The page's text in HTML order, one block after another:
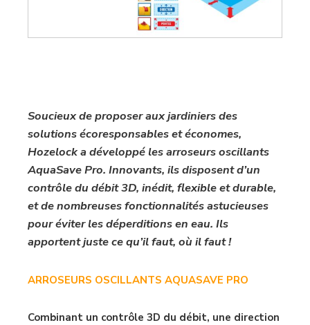
Soucieux de proposer aux jardiniers des
solutions écoresponsables et économes,
Hozelock a développé les arroseurs oscillants
AquaSave Pro. Innovants, ils disposent d’un
contrôle du débit 3D, inédit, flexible et durable,
et de nombreuses fonctionnalités astucieuses
pour éviter les déperditions en eau. Ils
apportent juste ce qu’il faut, où il faut !
ARROSEURS OSCILLANTS AQUASAVE PRO
Combinant un contrôle 3D du débit, une direction